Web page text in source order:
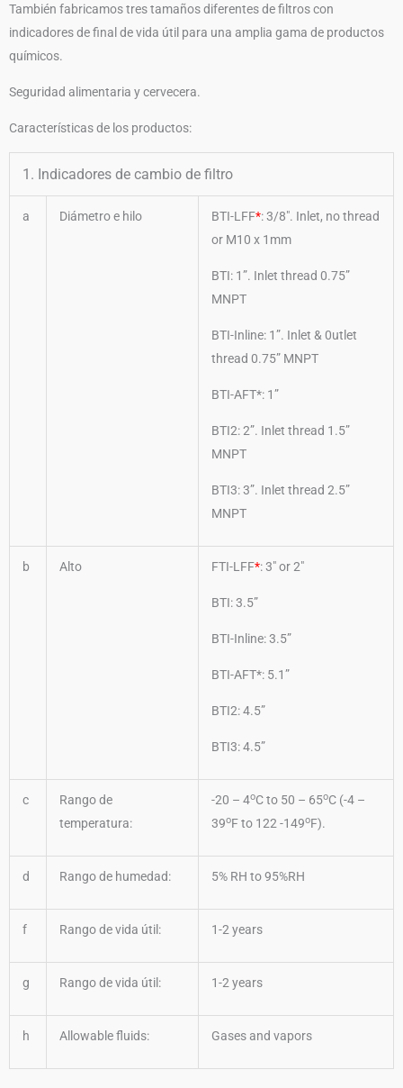
También fabricamos tres tamaños diferentes de filtros con
indicadores de final de vida útil para una amplia gama de productos
químicos.
Seguridad alimentaria y cervecera.
Características de los productos:
1. Indicadores de cambio de filtro
a Diámetro e hilo BTI-LFF*: 3/8″. Inlet, no thread
or M10 x 1mm
BTI: 1”. Inlet thread 0.75”
MNPT
BTI-Inline: 1”. Inlet & 0utlet
thread 0.75” MNPT
BTI-AFT*: 1”
BTI2: 2”. Inlet thread 1.5”
MNPT
BTI3: 3”. Inlet thread 2.5”
MNPT
b Alto FTI-LFF*: 3″ or 2″
BTI: 3.5”
BTI-Inline: 3.5”
BTI-AFT*: 5.1”
BTI2: 4.5”
BTI3: 4.5”
c
Rango de
temperatura:
-20 – 4oC to 50 – 65oC (-4 –
39oF to 122 -149oF).
d Rango de humedad: 5% RH to 95%RH
f Rango de vida útil: 1-2 years
g Rango de vida útil: 1-2 years
h Allowable fluids: Gases and vapors